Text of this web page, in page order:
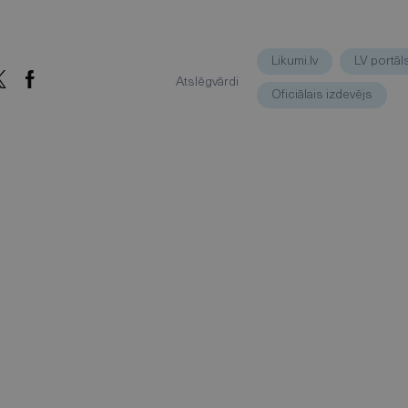
Atslēgvārdi
Likumi.lv LV
Oficiālais izdevējs